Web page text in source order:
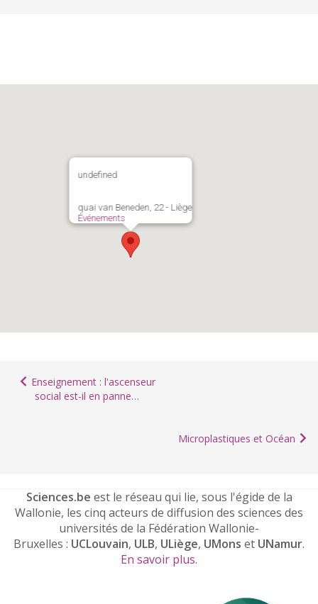
undefined
quai van Beneden, 22 - Liège
Événements
Enseignement : l'ascenseur
social est-il en panne…
Microplastiques et Océan
Sciences.be est le réseau qui lie, sous l'égide de la
Wallonie, les cinq acteurs de diffusion des sciences des
universités de la Fédération Wallonie-
Bruxelles : UCLouvain, ULB, ULiège, UMons et UNamur.
En savoir plus.